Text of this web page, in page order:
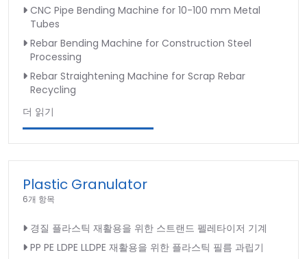
CNC Pipe Bending Machine for 10-100 mm Metal
Tubes
Rebar Bending Machine for Construction Steel
Processing
Rebar Straightening Machine for Scrap Rebar
Recycling
더 읽기
Plastic Granulator
6개 항목
경질 플라스틱 재활용을 위한 스트랜드 펠레타이저 기계
PP PE LDPE LLDPE 재활용을 위한 플라스틱 필름 과립기